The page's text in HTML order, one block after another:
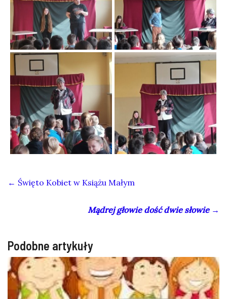
← Święto Kobiet w Książu Małym
Mądrej głowie dość dwie słowie →
Podobne artykuły